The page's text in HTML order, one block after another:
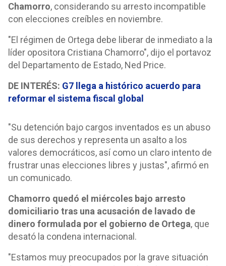
Chamorro, considerando su arresto incompatible
con elecciones creíbles en noviembre.
"El régimen de Ortega debe liberar de inmediato a la
líder opositora Cristiana Chamorro", dijo el portavoz
del Departamento de Estado, Ned Price.
DE INTERÉS: G7 llega a histórico acuerdo para
reformar el sistema fiscal global
"Su detención bajo cargos inventados es un abuso
de sus derechos y representa un asalto a los
valores democráticos, así como un claro intento de
frustrar unas elecciones libres y justas", afirmó en
un comunicado.
Chamorro quedó el miércoles bajo arresto
domiciliario tras una acusación de lavado de
dinero formulada por el gobierno de Ortega, que
desató la condena internacional.
"Estamos muy preocupados por la grave situación